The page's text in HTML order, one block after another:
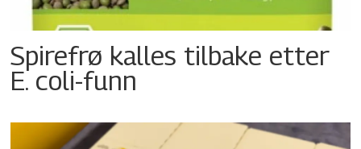
Spirefrø kalles tilbake etter
E. coli-funn